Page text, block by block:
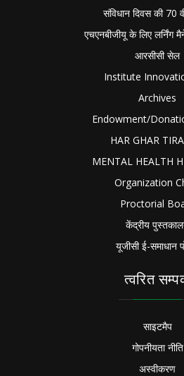
संविधान दिवस की 70
एचएनबीजीयू के लिए लर्निंग
आरसीसी सेल
Institute
Archives
Endowment/
HAR GHAR
MENTAL HEALTH
Organization
Proctorial
केंद्रीय
यूजीसी ई-समाधान
त्वरित
साइटमैप
गोपनीयता नीति
अस्वीकरण